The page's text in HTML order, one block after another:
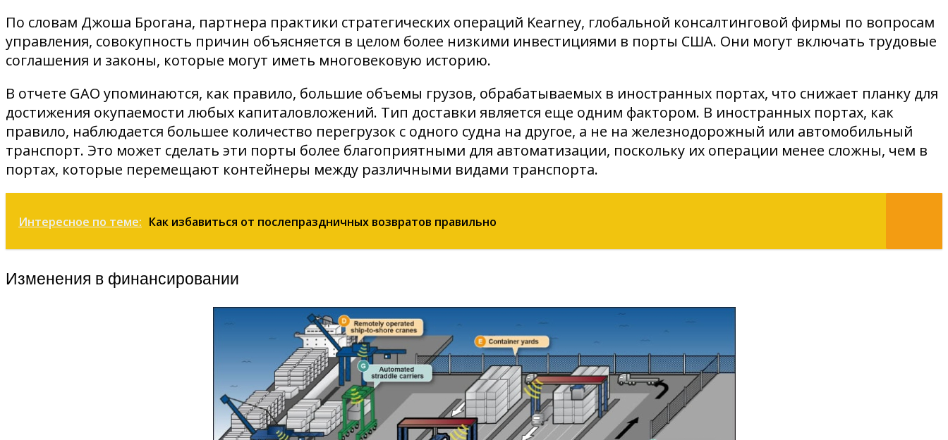
По словам Джоша Брогана, партнера практики стратегических операций Kearney, глобальной консалтинговой фирмы по вопросам
управления, совокупность причин объясняется в целом более низкими инвестициями в порты США. Они могут включать трудовые
соглашения и законы, которые могут иметь многовековую историю.
В отчете GAO упоминаются, как правило, большие объемы грузов, обрабатываемых в иностранных портах, что снижает планку для
достижения окупаемости любых капиталовложений. Тип доставки является еще одним фактором. В иностранных портах, как
правило, наблюдается большее количество перегрузок с одного судна на другое, а не на железнодорожный или автомобильный
транспорт. Это может сделать эти порты более благоприятными для автоматизации, поскольку их операции менее сложны, чем в
портах, которые перемещают контейнеры между различными видами транспорта.
Интересное по теме: Как избавиться от послепраздничных возвратов правильно
Изменения в финансировании